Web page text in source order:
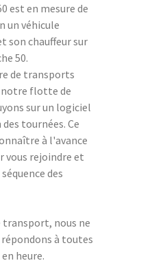
est en mesure de
un véhicule
son chauffeur sur
50.
de transports
notre flotte de
sur un logiciel
tournées. Ce
à l'avance
vous rejoindre et
des
transport, nous ne
à toutes
heure.